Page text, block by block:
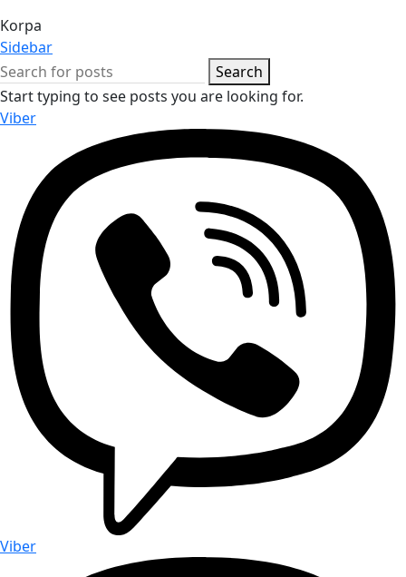
Korpa
Sidebar
Search
Start typing to see posts you are looking for.
Viber
Viber